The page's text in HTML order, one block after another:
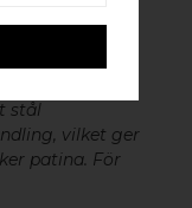
tillverkade av
stål
vilket ger
patina. För